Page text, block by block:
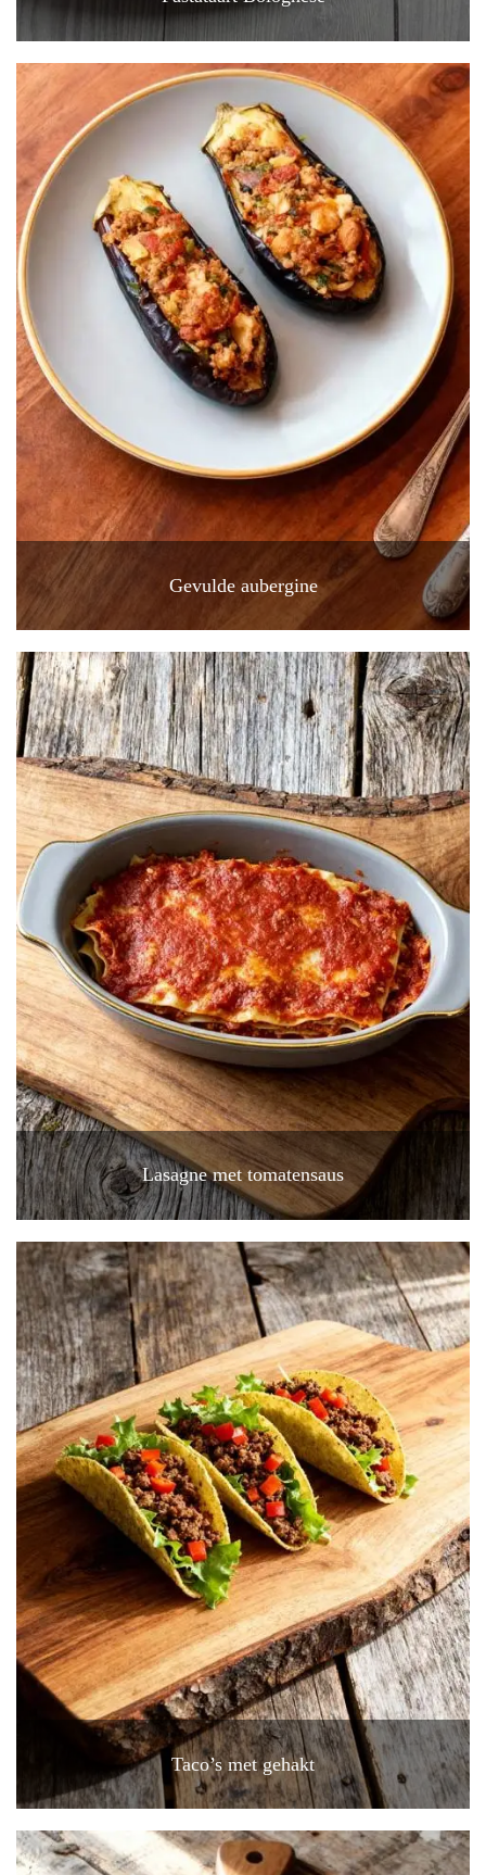
Gevulde aubergine
Lasagne met tomatensaus
Taco’s met gehakt